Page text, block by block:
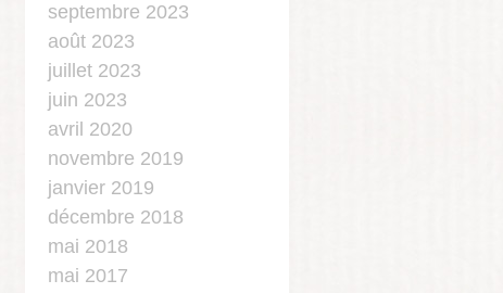
septembre 2023
août 2023
juillet 2023
juin 2023
avril 2020
novembre 2019
janvier 2019
décembre 2018
mai 2018
mai 2017